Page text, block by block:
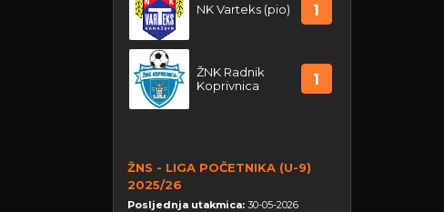
NK Varteks (pio) 1
ŽNK Radnik
Koprivnica
1
ŽNS - LIGA POČETNIKA (U-9)
2025/26
Posljednja utakmica: 30-05-2026